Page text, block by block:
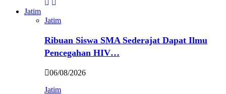
Jatim
Jatim
Ribuan Siswa SMA Sederajat Dapat Ilmu
Pencegahan HIV…
06/08/2026
Jatim